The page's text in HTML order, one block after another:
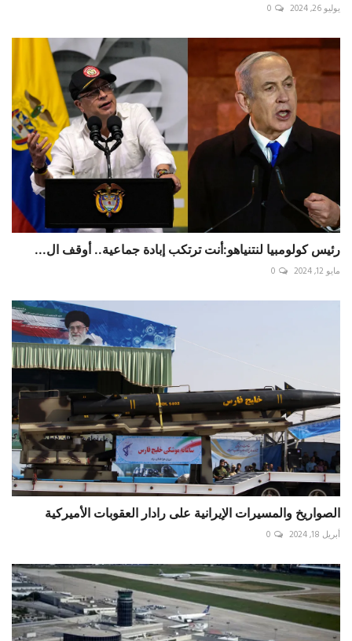
يوليو 26, 2024 0
رئيس كولومبيا لنتنياهو:أنت ترتكب إبادة جماعية.. أوقف ال...
مايو 12, 2024 0
الصواريخ والمسيرات الإيرانية على رادار العقوبات الأميركية
أبريل 18, 2024 0